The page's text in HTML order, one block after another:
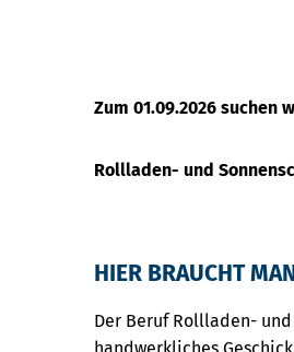
Zum 01.09.2026 suchen
Rollladen- und
HIER BRAUCHT
Der Beruf Rollladen-